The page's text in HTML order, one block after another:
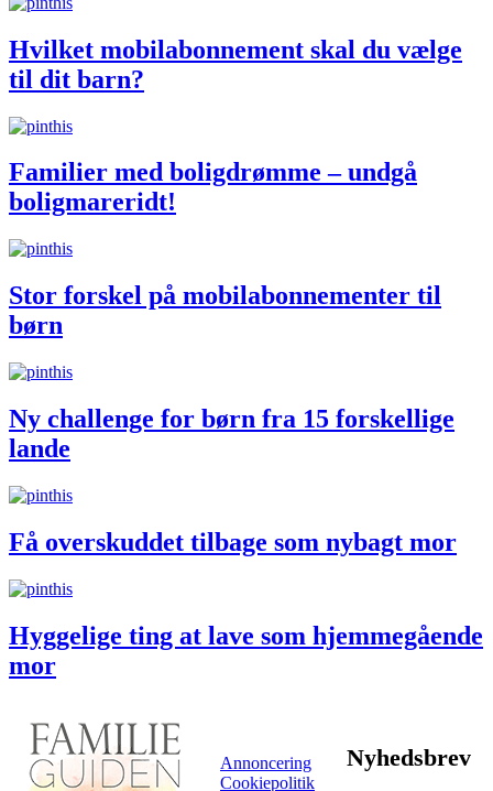
Hvilket mobilabonnement skal du vælge
til dit barn?
Familier med boligdrømme – undgå
boligmareridt!
Stor forskel på mobilabonnementer til
børn
Ny challenge for børn fra 15 forskellige
lande
Få overskuddet tilbage som nybagt mor
Hyggelige ting at lave som hjemmegående
mor
Annoncering
Cookiepolitik
Nyhedsbrev